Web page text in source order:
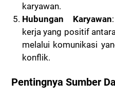
karyawan.
Hubungan Karyawan
kerja yang positif
melalui komunikasi
konflik.
Pentingnya Sumber